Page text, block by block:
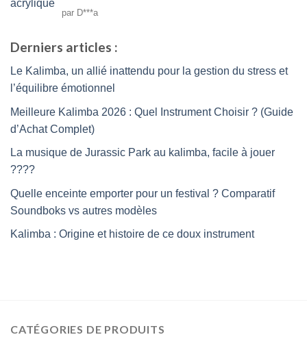
Note5sur
5
par D***a
Derniers articles :
Le Kalimba, un allié inattendu pour la gestion du stress et
l’équilibre émotionnel
Meilleure Kalimba 2026 : Quel Instrument Choisir ? (Guide
d’Achat Complet)
La musique de Jurassic Park au kalimba, facile à jouer
????
Quelle enceinte emporter pour un festival ? Comparatif
Soundboks vs autres modèles
Kalimba : Origine et histoire de ce doux instrument
CATÉGORIES DE PRODUITS